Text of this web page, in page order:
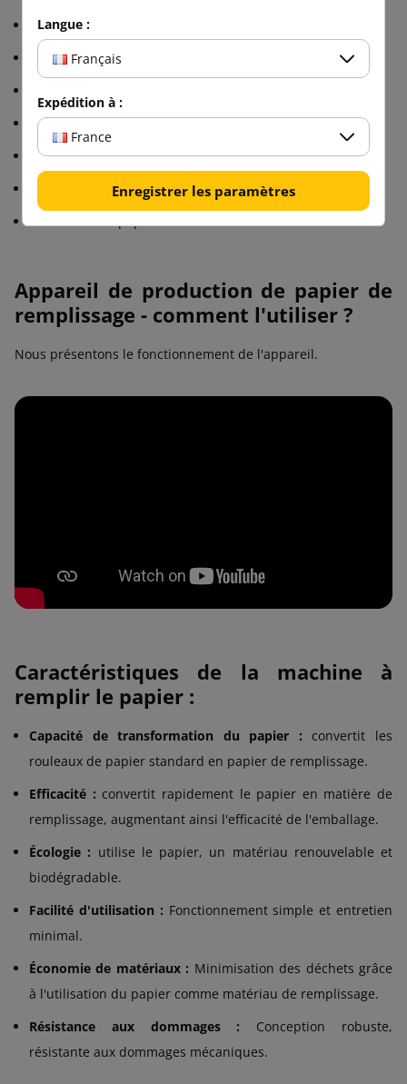
Alimentation électrique 200-230 V
Couleur noir et blanc
Remplacement rapide du papier
Conception robuste
Solution écologique
Alternative au papier bulle
Appareil de production de papier de
remplissage - comment l'utiliser ?
Nous présentons le fonctionnement de l'appareil.
Caractéristiques de la machine à
remplir le papier :
Capacité de transformation du papier : convertit les
rouleaux de papier standard en papier de remplissage.
Efficacité : convertit rapidement le papier en matière de
remplissage, augmentant ainsi l'efficacité de l'emballage.
Écologie : utilise le papier, un matériau renouvelable et
biodégradable.
Facilité d'utilisation : Fonctionnement simple et entretien
minimal.
Économie de matériaux : Minimisation des déchets grâce
à l'utilisation du papier comme matériau de remplissage.
Résistance aux dommages : Conception robuste,
résistante aux dommages mécaniques.
Langue :
Français
Expédition à :
France
Enregistrer les paramètres